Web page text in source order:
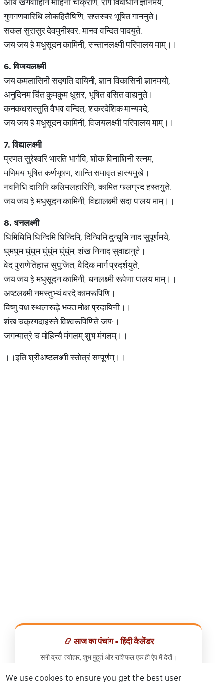
अयि खगवाहिनि मोहिनी चक्रिणि, राग विवर्धिनि ज्ञानमये,
गुणगणवारिधि लोकहितैषिणि, सप्तस्वर भूषित गाननुते।
सकल सुरासुर देवमुनीश्वर, मानव वन्दित पादयुते,
जय जय हे मधुसूदन कामिनी, सन्तानलक्ष्मी परिपालय माम्।।
6.विजयलक्ष्मी
जय कमलासिनी सद्गति दायिनी, ज्ञान विकासिनी ज्ञानमयो,
अनुदिनम र्चित कुमकुम धूसर, भूषित वसित वाद्यनुते।
कनकधरास्तुति वैभव वन्दित, शंकरदेशिक मान्यपदे,
जय जय हे मधुसूदन कामिनी, विजयलक्ष्मी परिपालय माम्।।
7.विद्यालक्ष्मी
प्रणत सुरेश्वरि भारति भार्गवि, शोक विनाशिनी रत्नम,
मणिमय भूषित कर्णभूषण, शान्ति समावृत हास्यमुखे।
नवनिधि दायिनि कलिमलहारिणि, कामित फलप्रद हस्तयुते,
जय जय हे मधुसूदन कामिनी, विद्यालक्ष्मी सदा पालय माम्।।
8. धनलक्ष्मी
धिमिधिमि धिन्दिमि धिन्दिमि, दिन्धिमि दुन्धुभि नाद सुपूर्णमये,
घुमघुम घुंघुम घुंघुंम घुंघुंम, शंख निनाद सुवाद्यनुते।
वेद पुराणेतिहास सुपूजित, वैदिक मार्ग प्रदर्शयुते,
जय जय हे मधुसूदन कामिनी, धनलक्ष्मी रूपेणा पालय माम्।।
अष्टलक्ष्मी नमस्तुभ्यं वरदे कामरूपिणि।
विष्णु वक्ष:स्थलारूढ़े भक्त मोक्ष प्रदायिनी।।
शंख चक्रगदाहस्ते विश्वरूपिणिते जय:।
जगन्मात्रे च मोहिन्यै मंगलम् शुभ मंगलम्।।
।।इति श्रीअष्टलक्ष्मी स्तोत्रं सम्पूर्णम्।।
📿 आज का पंचांग • हिंदी कैलेंडर
सभी व्रत, त्योहार, शुभ मुहूर्त और राशिफल एक ही ऐप में देखें।
We use cookies to ensure you get the best user